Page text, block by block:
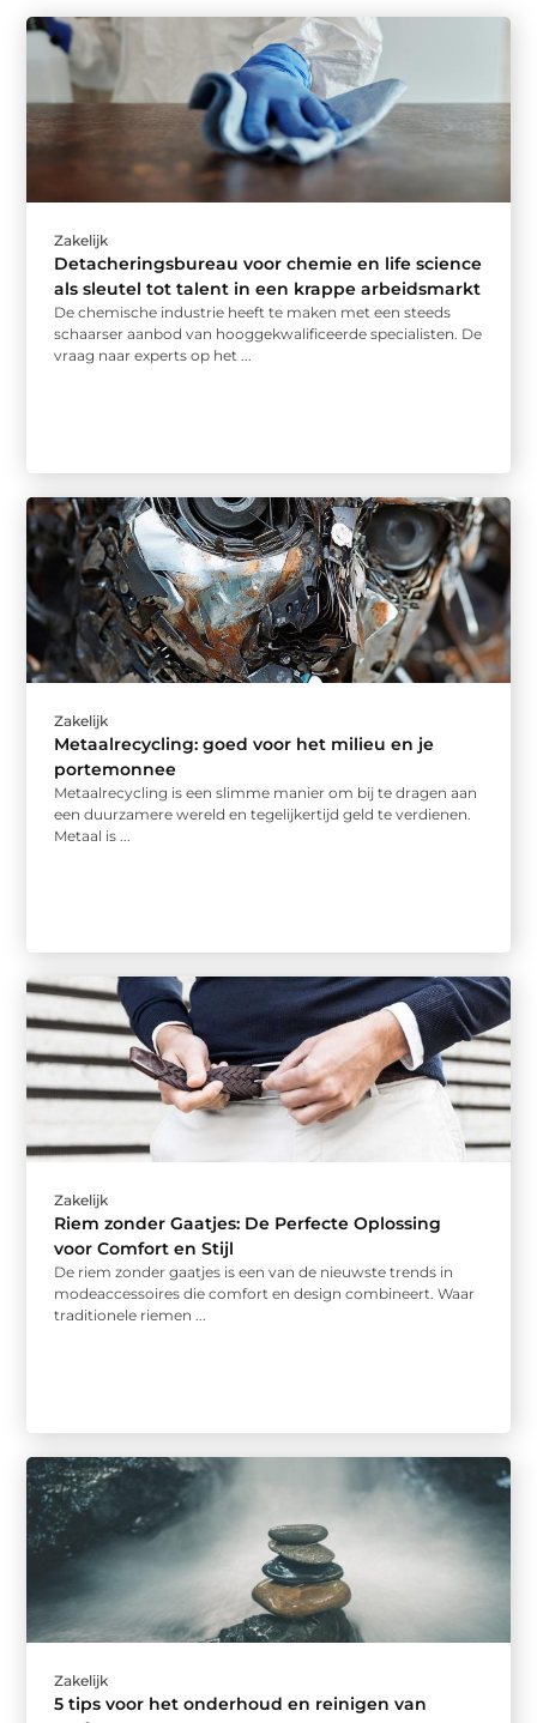
Zakelijk
Detacheringsbureau voor chemie en life science
als sleutel tot talent in een krappe arbeidsmarkt
De chemische industrie heeft te maken met een steeds
schaarser aanbod van hooggekwalificeerde specialisten. De
vraag naar experts op het ...
Zakelijk
Metaalrecycling: goed voor het milieu en je
portemonnee
Metaalrecycling is een slimme manier om bij te dragen aan
een duurzamere wereld en tegelijkertijd geld te verdienen.
Metaal is ...
Zakelijk
Riem zonder Gaatjes: De Perfecte Oplossing
voor Comfort en Stijl
De riem zonder gaatjes is een van de nieuwste trends in
modeaccessoires die comfort en design combineert. Waar
traditionele riemen ...
Zakelijk
5 tips voor het onderhoud en reinigen van